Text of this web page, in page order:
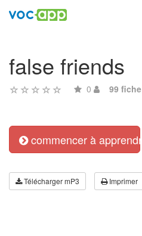
false friends
0 99 fiche
commencer à apprendre
Télécharger mP3 Imprimer